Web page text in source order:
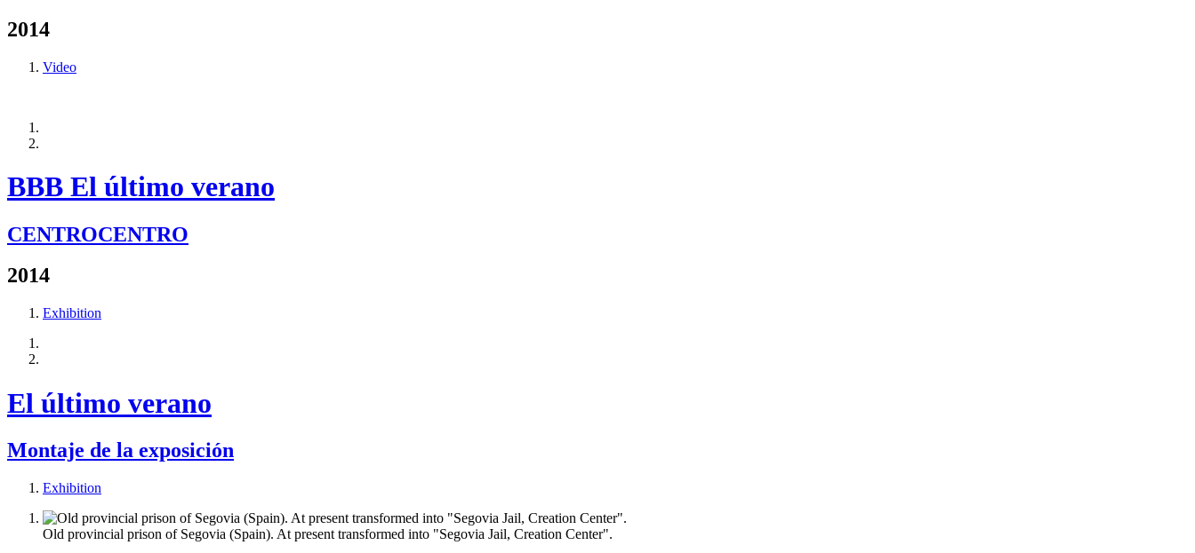
2014
Video
BBB El último verano
CENTROCENTRO
2014
Exhibition
El último verano
Montaje de la exposición
Exhibition
Old provincial prison of Segovia (Spain). At present transformed into "Segovia Jail, Creation Center".